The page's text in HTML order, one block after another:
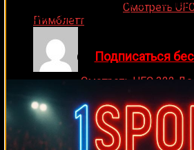
Смотреть
Пимблетт
Medik on Смотреть UFC 322
Махачев
Случайные боксеры
Кшиштоф Гловацкий Тереза Пероцци Сэм
Подписывайся на наш
прогнозы на единоборства и
👉 Подписаться